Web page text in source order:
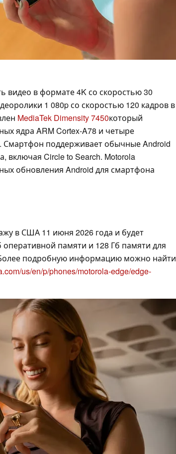
видео в формате 4K со скоростью 30
1 080p со скоростью 120 кадров в
MediaTek Dimensity 7450который
ядра ARM Cortex-A78 и четыре
Смартфон поддерживает обычные Android
включая Circle to Search. Motorola
обновления Android для смартфона
в США 11 июня 2026 года и будет
оперативной памяти и 128 Гб памяти для
подробную информацию можно найти
us/en/p/phones/motorola-edge/edge-